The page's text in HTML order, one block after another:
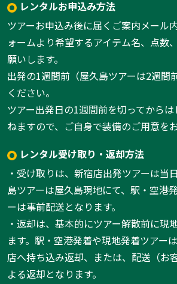
レンタルお申込み方法
ツアーお申込み後に届くご案内メール
ォームより希望するアイテム名、点数
願いします。
出発の1週間前（屋久島ツアーは2週間
ください。
ツアー出発日の1週間前を切ってから
ねますので、ご自身で装備のご用意を
レンタル受け取り・返却方法
・受け取りは、新宿店出発ツアーは当
島ツアーは屋久島現地にて、駅・空港
ーは事前配送となります。
・返却は、基本的にツアー解散前に現
ます。駅・空港発着や現地発着ツアー
店へ持ち込み返却、または、配送（お
よる返却となります。